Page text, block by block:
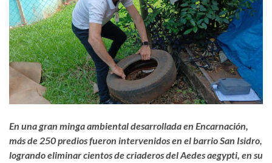
En una gran minga ambiental desarrollada en Encarnación,
más de 250 predios fueron intervenidos en el barrio San Isidro,
logrando eliminar cientos de criaderos del Aedes aegypti, en su